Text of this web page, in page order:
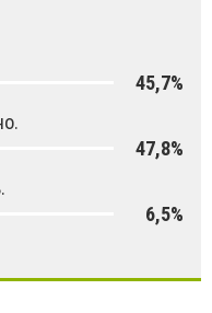
45,7%
47,8%
6,5%